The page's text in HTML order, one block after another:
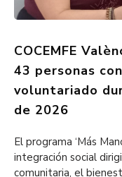
COCEMFE
43 personas
voluntariado
de 2026
El programa ‘Más
integración social
comunitaria, el